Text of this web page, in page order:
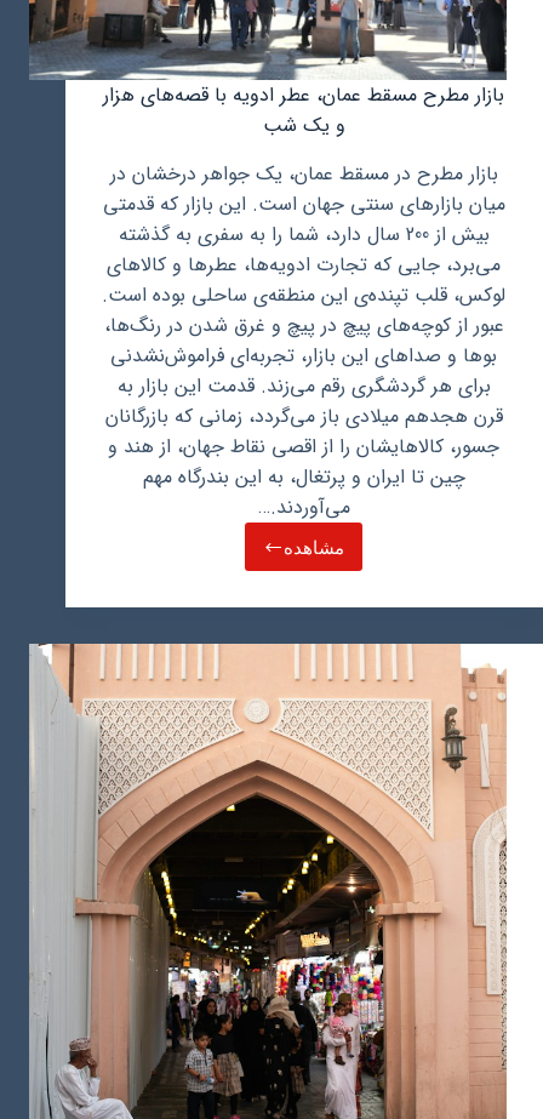
بازار مطرح مسقط عمان، عطر ادویه با قصه‌های هزار
و یک شب
بازار مطرح در مسقط عمان، یک جواهر درخشان در
میان بازارهای سنتی جهان است. این بازار که قدمتی
بیش از 200 سال دارد، شما را به سفری به گذشته
می‌برد، جایی که تجارت ادویه‌ها، عطرها و کالاهای
لوکس، قلب تپنده‌ی این منطقه‌ی ساحلی بوده است.
عبور از کوچه‌های پیچ در پیچ و غرق شدن در رنگ‌ها،
بوها و صداهای این بازار، تجربه‌ای فراموش‌نشدنی
برای هر گردشگری رقم می‌زند. قدمت این بازار به
قرن هجدهم میلادی باز می‌گردد، زمانی که بازرگانان
جسور، کالاهایشان را از اقصی نقاط جهان، از هند و
چین تا ایران و پرتغال، به این بندرگاه مهم
می‌آوردند.…
مشاهده
بازار
مسقط
عطر
با
قصه‌های
هزار
و
یک
شب